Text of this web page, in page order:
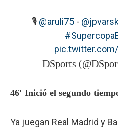
🎙️ @aruli75 -
— DSports
46' Inició el segundo
Ya juegan Real Madrid y